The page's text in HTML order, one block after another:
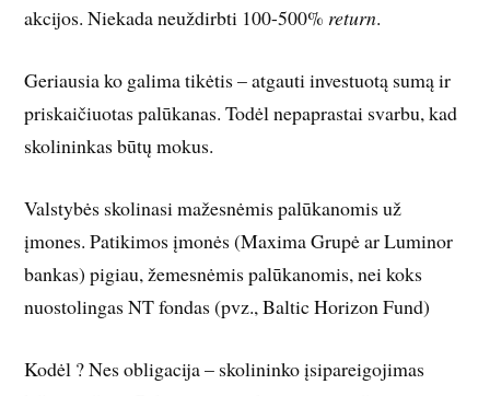
akcijos. Niekada neuždirbti 100-500% return.
Geriausia ko galima tikėtis – atgauti investuotą sumą ir
priskaičiuotas palūkanas. Todėl nepaprastai svarbu, kad
skolininkas būtų mokus.
Valstybės skolinasi mažesnėmis palūkanomis už
įmones. Patikimos įmonės (Maxima Grupė ar Luminor
bankas) pigiau, žemesnėmis palūkanomis, nei koks
nuostolingas NT fondas (pvz., Baltic Horizon Fund)
Kodėl ? Nes obligacija – skolininko įsipareigojimas